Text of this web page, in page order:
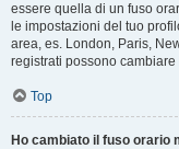
essere quella di un fuso
le impostazioni del tuo
area, es. London, Paris,
registrati possono
Top
Ho cambiato il fuso orario